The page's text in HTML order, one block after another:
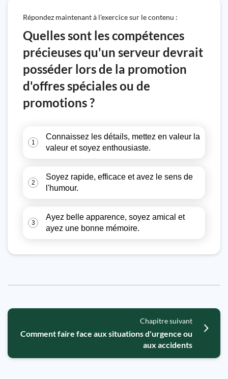
Répondez maintenant à l’exercice sur le contenu :
Quelles sont les compétences
précieuses qu'un serveur devrait
posséder lors de la promotion
d'offres spéciales ou de
promotions ?
1
Connaissez les détails, mettez en valeur la
valeur et soyez enthousiaste.
2
Soyez rapide, efficace et avez le sens de
l'humour.
3
Ayez belle apparence, soyez amical et
ayez une bonne mémoire.
Chapitre suivant
Comment faire face aux situations d'urgence ou
aux accidents